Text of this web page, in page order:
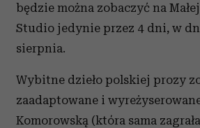
będzie można zobaczyć na
Studio jedynie przez 4 dni, w
sierpnia.
Wybitne dzieło polskiej prozy
zaadaptowane i
Komorowską (która sama